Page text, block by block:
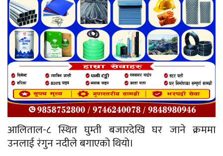
आलिताल-८ स्थित घुम्ती बजारदेखि घर जाने क्रममा
उनलाई रंगुन नदीले बगाएको थियो।